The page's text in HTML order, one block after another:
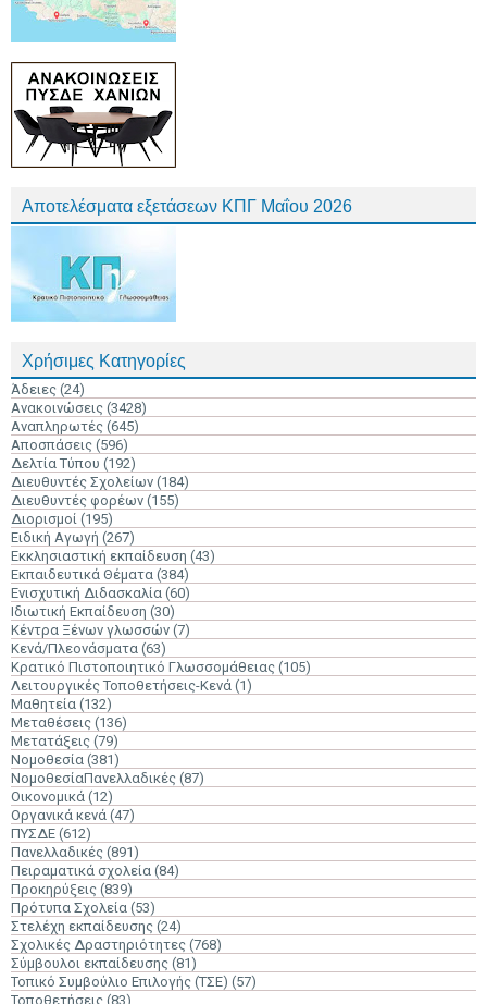
Αποτελέσματα εξετάσεων ΚΠΓ Μαΐου 2026
Χρήσιμες Κατηγορίες
Άδειες (24)
Ανακοινώσεις (3428)
Αναπληρωτές (645)
Αποσπάσεις (596)
Δελτία Τύπου (192)
Διευθυντές Σχολείων (184)
Διευθυντές φορέων (155)
Διορισμοί (195)
Ειδική Αγωγή (267)
Εκκλησιαστική εκπαίδευση (43)
Εκπαιδευτικά Θέματα (384)
Ενισχυτική Διδασκαλία (60)
Ιδιωτική Εκπαίδευση (30)
Κέντρα Ξένων γλωσσών (7)
Κενά/Πλεονάσματα (63)
Κρατικό Πιστοποιητικό Γλωσσομάθειας (105)
Λειτουργικές Τοποθετήσεις-Κενά (1)
Μαθητεία (132)
Μεταθέσεις (136)
Μετατάξεις (79)
Νομοθεσία (381)
ΝομοθεσίαΠανελλαδικές (87)
Οικονομικά (12)
Οργανικά κενά (47)
ΠΥΣΔΕ (612)
Πανελλαδικές (891)
Πειραματικά σχολεία (84)
Προκηρύξεις (839)
Πρότυπα Σχολεία (53)
Στελέχη εκπαίδευσης (24)
Σχολικές Δραστηριότητες (768)
Σύμβουλοι εκπαίδευσης (81)
Τοπικό Συμβούλιο Επιλογής (ΤΣΕ) (57)
Τοποθετήσεις (83)